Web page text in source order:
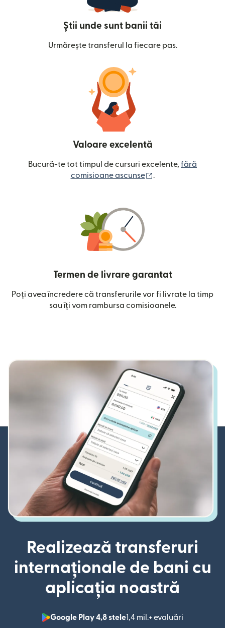
Știi unde sunt banii tăi
Urmărește transferul la fiecare pas.
Valoare excelentă
Bucură-te tot timpul de cursuri excelente, fără
comisioane ascunse
.
Termen de livrare garantat
Poți avea încredere că transferurile vor fi livrate la timp
sau îți vom rambursa comisioanele.
Realizează transferuri
internaționale de bani cu
aplicația noastră
Google Play 4,8 stele1,4 mil.+ evaluări
(se